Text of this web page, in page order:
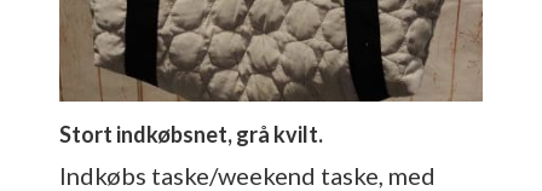
Stort indkøbsnet, grå kvilt.
Indkøbs taske/weekend taske, med